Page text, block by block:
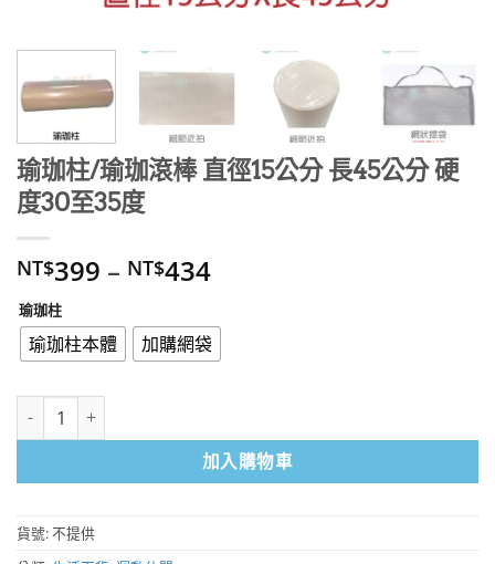
瑜珈柱/瑜珈滾棒 直徑15公分 長45公分 硬
度30至35度
NT$399 – NT$434
瑜珈柱
瑜珈柱本體 加購網袋
瑜珈柱/瑜珈滾棒 直徑15公分 長45公分 硬度30至35度 數量
加入購物車
貨號:不提供